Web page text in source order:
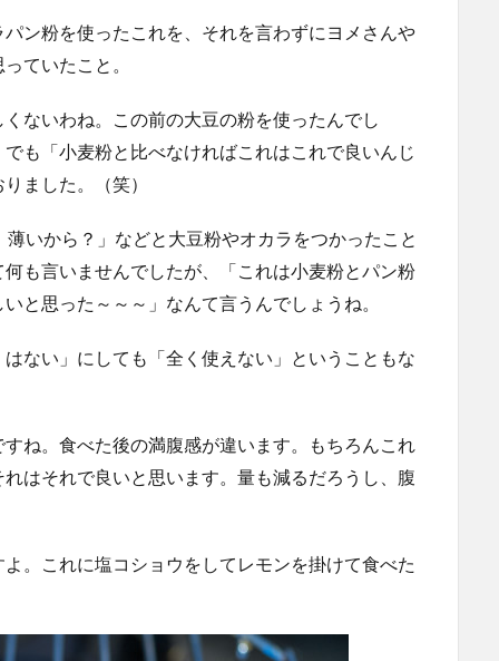
ン粉を使ったこれを、それを言わずにヨメさんや
ていたこと。
ないわね。この前の大豆の粉を使ったんでし
も「小麦粉と比べなければこれはこれで良いんじ
ました。（笑）
いから？」などと大豆粉やオカラをつかったこと
も言いませんでしたが、「これは小麦粉とパン粉
と思った～～～」なんて言うんでしょうね。
ない」にしても「全く使えない」ということもな
ね。食べた後の満腹感が違います。もちろんこれ
はそれで良いと思います。量も減るだろうし、腹
。これに塩コショウをしてレモンを掛けて食べた